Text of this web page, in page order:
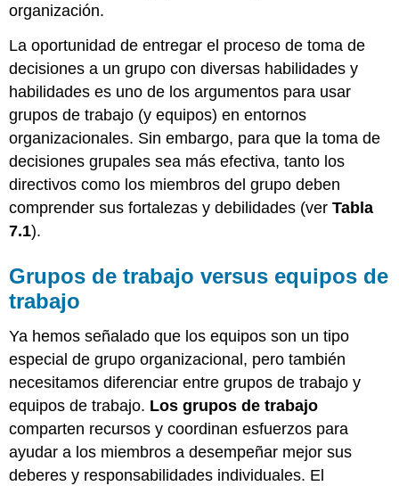
organización.
La oportunidad de entregar el proceso de toma de
decisiones a un grupo con diversas habilidades y
habilidades es uno de los argumentos para usar
grupos de trabajo (y equipos) en entornos
organizacionales. Sin embargo, para que la toma de
decisiones grupales sea más efectiva, tanto los
directivos como los miembros del grupo deben
comprender sus fortalezas y debilidades (verTabla
7.1).
Grupos de trabajo versus equipos de
trabajo
Ya hemos señalado que los equipos son un tipo
especial de grupo organizacional, pero también
necesitamos diferenciar entre grupos de trabajo y
equipos de trabajo. Los grupos de trabajo
comparten recursos y coordinan esfuerzos para
ayudar a los miembros a desempeñar mejor sus
deberes y responsabilidades individuales. El